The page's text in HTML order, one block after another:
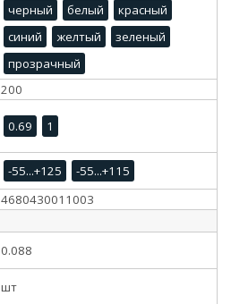
черный белый
красный
синий
желтый
зеленый
прозрачный
200
0.69 1
-55...+125
-55...+115
4680430011003
0.088
шт